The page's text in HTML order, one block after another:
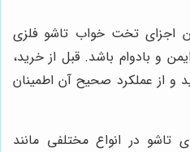
اجزای تخت خواب تاشو فلزی
و بادوام باشد. قبل از خرید،
و از عملکرد صحیح آن اطمینان
تاشو در انواع مختلفی مانند